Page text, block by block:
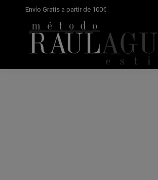
Envío Gratis a partir de 100€